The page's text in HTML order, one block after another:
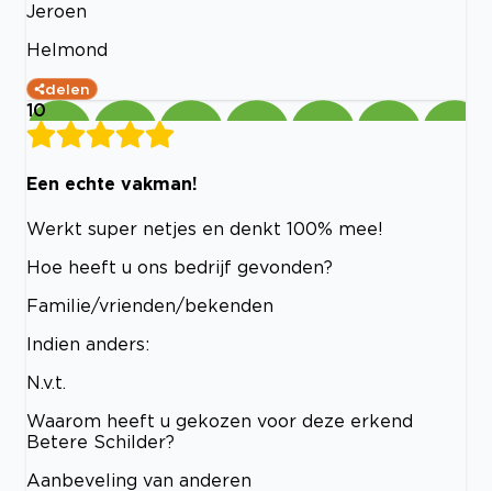
Jeroen
Helmond
delen
10
Een echte vakman!
Werkt super netjes en denkt 100% mee!
Hoe heeft u ons bedrijf gevonden?
Familie/vrienden/bekenden
Indien anders:
N.v.t.
Waarom heeft u gekozen voor deze erkend
Betere Schilder?
Aanbeveling van anderen